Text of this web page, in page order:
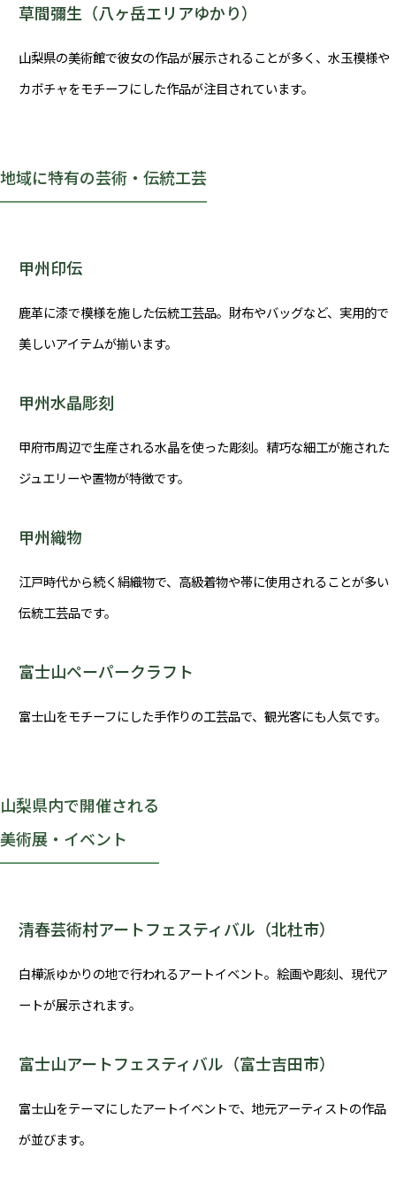
草間彌生（八ヶ岳エリアゆかり）
山梨県の美術館で彼女の作品が展示されることが多く、水玉模様や
カボチャをモチーフにした作品が注目されています。
地域に特有の芸術・伝統工芸
甲州印伝
鹿革に漆で模様を施した伝統工芸品。財布やバッグなど、実用的で
美しいアイテムが揃います。
甲州水晶彫刻
甲府市周辺で生産される水晶を使った彫刻。精巧な細工が施された
ジュエリーや置物が特徴です。
甲州織物
江戸時代から続く絹織物で、高級着物や帯に使用されることが多い
伝統工芸品です。
富士山ペーパークラフト
富士山をモチーフにした手作りの工芸品で、観光客にも人気です。
山梨県内で開催される
美術展・イベント
清春芸術村アートフェスティバル（北杜市）
白樺派ゆかりの地で行われるアートイベント。絵画や彫刻、現代ア
ートが展示されます。
富士山アートフェスティバル（富士吉田市）
富士山をテーマにしたアートイベントで、地元アーティストの作品
が並びます。